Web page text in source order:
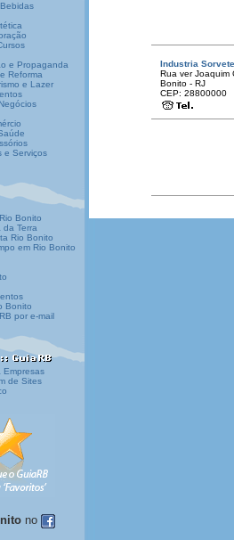
e Propaganda
Reforma
e Lazer
e Serviços
Bonito
da Terra
Rio Bonito
em Rio Bonito
Bonito
por e-mail
Empresas
de Sites
no
Industria
Rua ver Joaquim
Bonito - RJ
CEP: 28800000